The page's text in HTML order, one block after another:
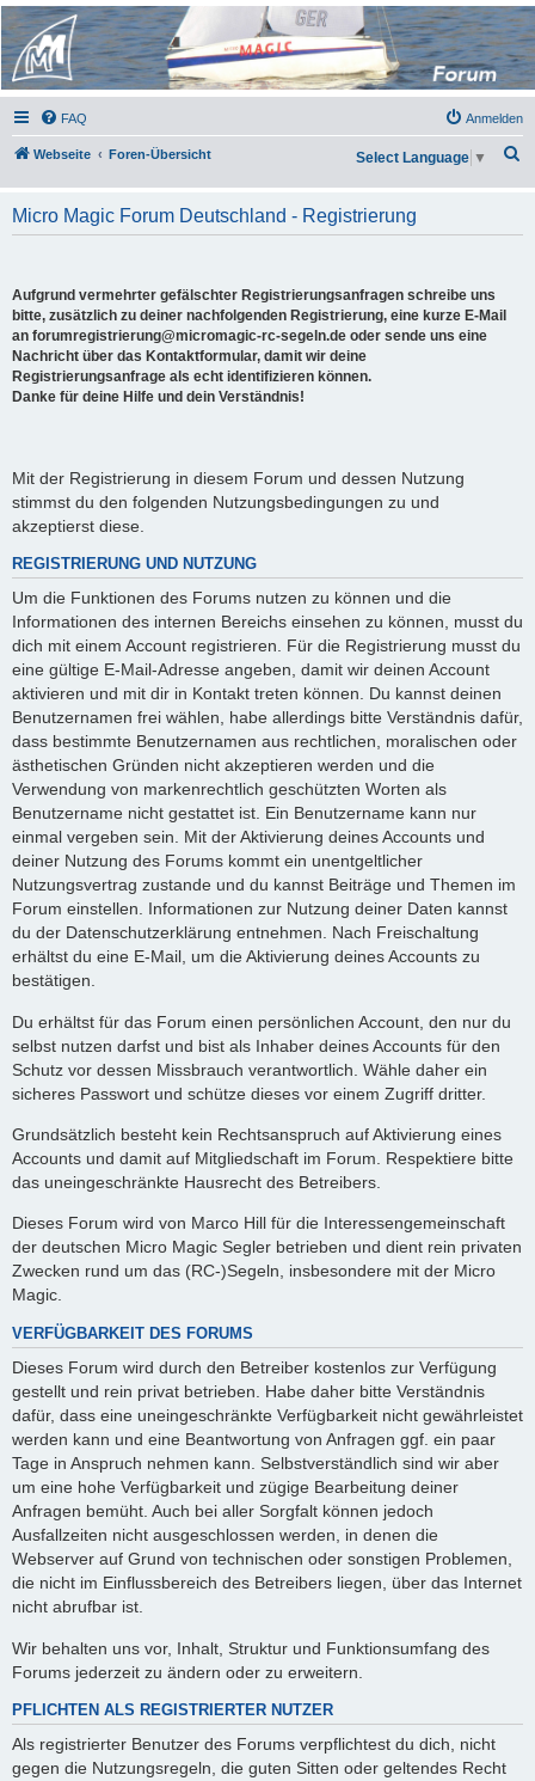
Micro Magic Forum
Deutschland
FAQ Anmelden
Webseite Foren-Übersicht
h
Select Language ▼
Micro Magic Forum Deutschland - Registrierung
Aufgrund vermehrter gefälschter Registrierungsanfragen schreibe uns
bitte, zusätzlich zu deiner nachfolgenden Registrierung, eine kurze E-Mail
an forumregistrierung@micromagic-rc-segeln.de oder sende uns eine
Nachricht über das Kontaktformular, damit wir deine
Registrierungsanfrage als echt identifizieren können.
Danke für deine Hilfe und dein Verständnis!
Mit der Registrierung in diesem Forum und dessen Nutzung
stimmst du den folgenden Nutzungsbedingungen zu und
akzeptierst diese.
REGISTRIERUNG UND NUTZUNG
Um die Funktionen des Forums nutzen zu können und die
Informationen des internen Bereichs einsehen zu können, musst du
dich mit einem Account registrieren. Für die Registrierung musst du
eine gültige E-Mail-Adresse angeben, damit wir deinen Account
aktivieren und mit dir in Kontakt treten können. Du kannst deinen
Benutzernamen frei wählen, habe allerdings bitte Verständnis dafür,
dass bestimmte Benutzernamen aus rechtlichen, moralischen oder
ästhetischen Gründen nicht akzeptieren werden und die
Verwendung von markenrechtlich geschützten Worten als
Benutzername nicht gestattet ist. Ein Benutzername kann nur
einmal vergeben sein. Mit der Aktivierung deines Accounts und
deiner Nutzung des Forums kommt ein unentgeltlicher
Nutzungsvertrag zustande und du kannst Beiträge und Themen im
Forum einstellen. Informationen zur Nutzung deiner Daten kannst
du der Datenschutzerklärung entnehmen. Nach Freischaltung
erhältst du eine E-Mail, um die Aktivierung deines Accounts zu
bestätigen.
Du erhältst für das Forum einen persönlichen Account, den nur du
selbst nutzen darfst und bist als Inhaber deines Accounts für den
Schutz vor dessen Missbrauch verantwortlich. Wähle daher ein
sicheres Passwort und schütze dieses vor einem Zugriff dritter.
Grundsätzlich besteht kein Rechtsanspruch auf Aktivierung eines
Accounts und damit auf Mitgliedschaft im Forum. Respektiere bitte
das uneingeschränkte Hausrecht des Betreibers.
Dieses Forum wird von Marco Hill für die Interessengemeinschaft
der deutschen Micro Magic Segler betrieben und dient rein privaten
Zwecken rund um das (RC-)Segeln, insbesondere mit der Micro
Magic.
VERFÜGBARKEIT DES FORUMS
Dieses Forum wird durch den Betreiber kostenlos zur Verfügung
gestellt und rein privat betrieben. Habe daher bitte Verständnis
dafür, dass eine uneingeschränkte Verfügbarkeit nicht gewährleistet
werden kann und eine Beantwortung von Anfragen ggf. ein paar
Tage in Anspruch nehmen kann. Selbstverständlich sind wir aber
um eine hohe Verfügbarkeit und zügige Bearbeitung deiner
Anfragen bemüht. Auch bei aller Sorgfalt können jedoch
Ausfallzeiten nicht ausgeschlossen werden, in denen die
Webserver auf Grund von technischen oder sonstigen Problemen,
die nicht im Einflussbereich des Betreibers liegen, über das Internet
nicht abrufbar ist.
Wir behalten uns vor, Inhalt, Struktur und Funktionsumfang des
Forums jederzeit zu ändern oder zu erweitern.
PFLICHTEN ALS REGISTRIERTER NUTZER
Als registrierter Benutzer des Forums verpflichtest du dich, nicht
gegen die Nutzungsregeln, die guten Sitten oder geltendes Recht